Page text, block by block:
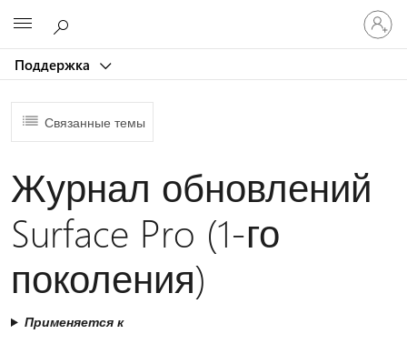
Поддержка
Связанные темы
Журнал обновлений
Surface Pro (1-го
поколения)
Применяется к